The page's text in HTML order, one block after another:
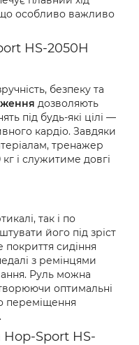
що особливо важливо
HS-2050H
безпеку та
дозволяють
під будь-які цілі —
кардіо. Завдяки
тренажер
і служитиме довгі
так і по
його під зріст
покриття сидіння
з ремінцями
Руль можна
оптимальні
переміщення
Hop-Sport HS-